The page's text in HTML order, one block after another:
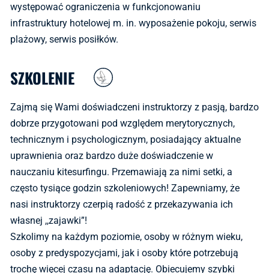
występować ograniczenia w funkcjonowaniu
infrastruktury hotelowej m. in. wyposażenie pokoju, serwis
plażowy, serwis posiłków.
SZKOLENIE
Zajmą się Wami doświadczeni instruktorzy z pasją, bardzo
dobrze przygotowani pod względem merytorycznych,
technicznym i psychologicznym, posiadający aktualne
uprawnienia oraz bardzo duże doświadczenie w
nauczaniu kitesurfingu. Przemawiają za nimi setki, a
często tysiące godzin szkoleniowych! Zapewniamy, że
nasi instruktorzy czerpią radość z przekazywania ich
własnej ,,zajawki”!
Szkolimy na każdym poziomie, osoby w różnym wieku,
osoby z predyspozycjami, jak i osoby które potrzebują
trochę więcej czasu na adaptację. Obiecujemy szybki